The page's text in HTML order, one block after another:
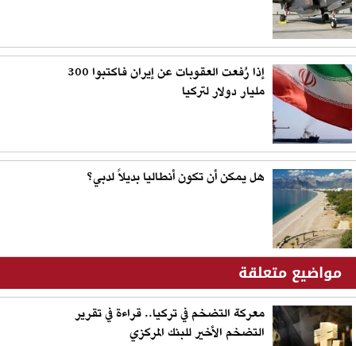
إذا رُفعت العقوبات عن إيران فاكتبوا 300
مليار دولار لتركيا
هل يمكن أن تكون أنطاليا بديلاً لدبي؟
مواضيع متعلقة
معركة التضخم في تركيا.. قراءة في تقرير
التضخم الأخير للبنك المركزي